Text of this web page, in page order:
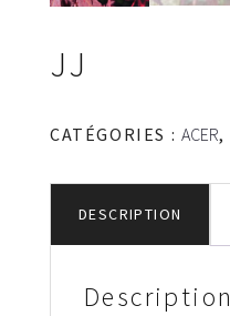
JJ
CATÉGORIES : ACER,
DESCRIPTION
Description